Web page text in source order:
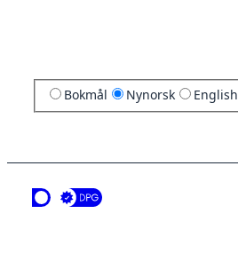
Bokmål Nynorsk English